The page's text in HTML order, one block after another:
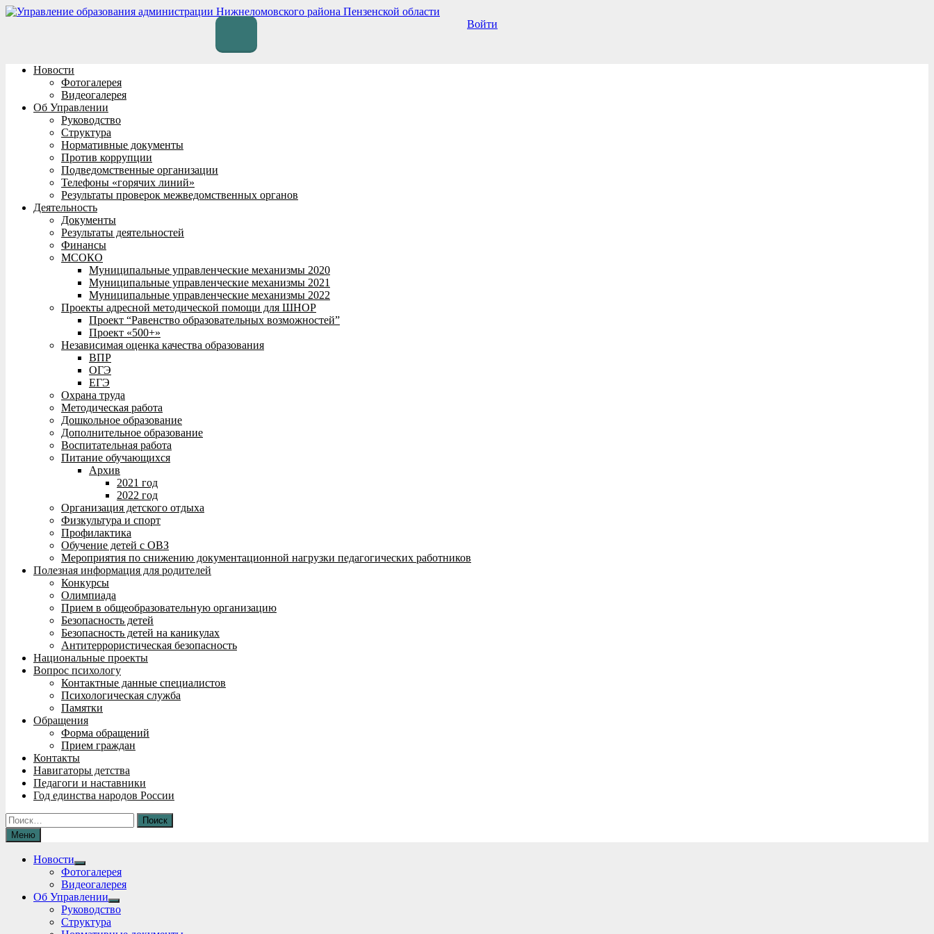
Перейти
Войти
Новости
Фотогалерея
Видеогалерея
Об Управлении
Руководство
Структура
Нормативные документы
Против коррупции
Подведомственные организации
Телефоны «горячих линий»
Результаты проверок межведомственных органов
Деятельность
Документы
Результаты деятельностей
Финансы
МСОКО
Муниципальные управленческие механизмы 2020
Муниципальные управленческие механизмы 2021
Муниципальные управленческие механизмы 2022
Проекты адресной методической помощи для ШНОР
Проект “Равенство образовательных возможностей”
Проект «500+»
Независимая оценка качества образования
ВПР
ОГЭ
ЕГЭ
Охрана труда
Методическая работа
Дошкольное образование
Дополнительное образование
Воспитательная работа
Питание обучающихся
Архив
2021 год
2022 год
Организация детского отдыха
Физкультура и спорт
Профилактика
Обучение детей с ОВЗ
Мероприятия по снижению документационной нагрузки педагогических работников
Полезная информация для родителей
Конкурсы
Олимпиада
Прием в общеобразовательную организацию
Безопасность детей
Безопасность детей на каникулах
Антитеррористическая безопасность
Национальные проекты
Вопрос психологу
Контактные данные специалистов
Психологическая служба
Памятки
Обращения
Форма обращений
Прием граждан
Контакты
Навигаторы детства
Педагоги и наставники
Год единства народов России
Найти:
Меню
Новости
Show
sub
menu
Фотогалерея
Видеогалерея
Об Управлении
Show
sub
Руководство
Структура